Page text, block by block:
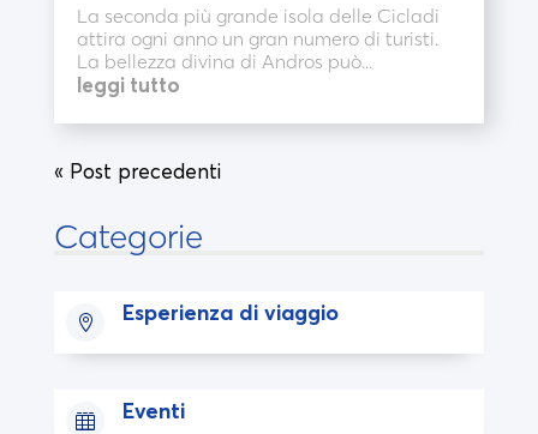
La seconda più grande isola delle Cicladi
attira ogni anno un gran numero di turisti.
La bellezza divina di Andros può...
leggi tutto
« Post precedenti
Categorie
 Esperienza di viaggio
 Eventi